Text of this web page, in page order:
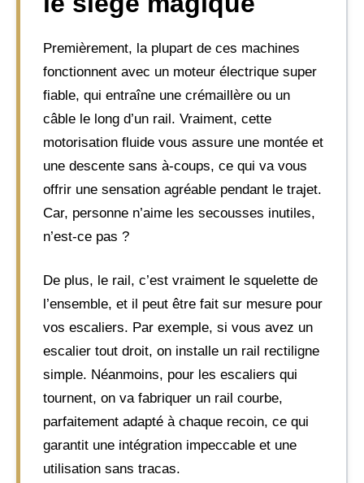
Premièrement, la plupart de ces machines
fonctionnent avec un moteur électrique super
fiable, qui entraîne une crémaillère ou un
câble le long d’un rail. Vraiment, cette
motorisation fluide vous assure une montée et
une descente sans à-coups, ce qui va vous
offrir une sensation agréable pendant le trajet.
Car, personne n’aime les secousses inutiles,
n’est-ce pas ?
De plus, le rail, c’est vraiment le squelette de
l’ensemble, et il peut être fait sur mesure pour
vos escaliers. Par exemple, si vous avez un
escalier tout droit, on installe un rail rectiligne
simple. Néanmoins, pour les escaliers qui
tournent, on va fabriquer un rail courbe,
parfaitement adapté à chaque recoin, ce qui
garantit une intégration impeccable et une
utilisation sans tracas.